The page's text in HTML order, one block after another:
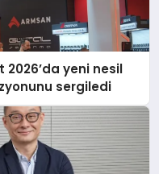
yeni nesil
sergiledi